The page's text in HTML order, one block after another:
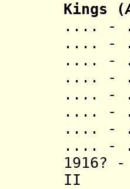
Kings (
....
....
....
....
....
....
....
....
II